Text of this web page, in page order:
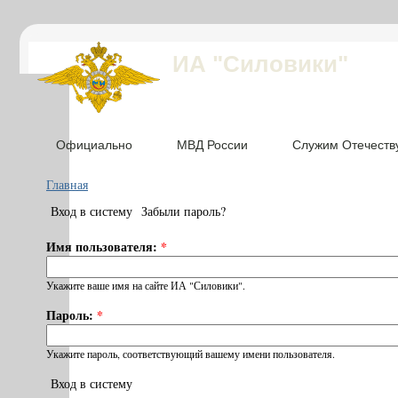
ИА "Силовики"
Официально МВД России Служим
Главная
Вход в систему Забыли пароль?
Имя пользователя: *
Укажите ваше имя на сайте ИА "Силовики".
Пароль: *
Укажите пароль, соответствующий вашему имени пользователя.
Вход в систему